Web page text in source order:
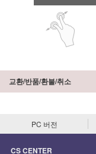
교환/반품/환불/취소
PC 버전
CS CENTER